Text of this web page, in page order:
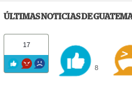
ÚLTIMAS NOTICIAS DE
17
8